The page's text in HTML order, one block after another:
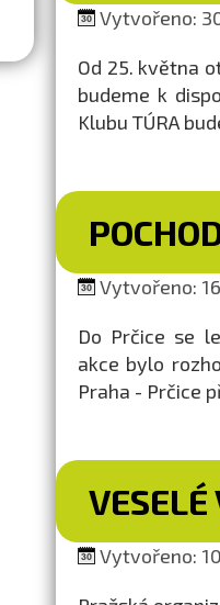
Vytvořeno:
Od 25. května
budeme k
Klubu TÚRA
Vytvořeno:
Do Prčice se
akce bylo
Praha - Prčice
VESELÉ
Vytvořeno: